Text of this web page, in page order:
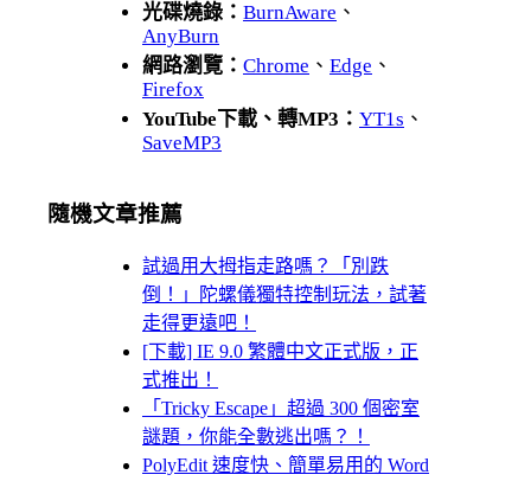
光碟燒錄： BurnAware 、
AnyBurn
網路瀏覽： Chrome 、 Edge 、
Firefox
YouTube下載、轉MP3： YT1s 、
SaveMP3
隨機文章推薦
試過用大拇指走路嗎？「別跌
倒！」陀螺儀獨特控制玩法，試著
走得更遠吧！
[下載] IE 9.0 繁體中文正式版，正
式推出！
「Tricky Escape」超過 300 個密室
謎題，你能全數逃出嗎？！
PolyEdit 速度快、簡單易用的 Word